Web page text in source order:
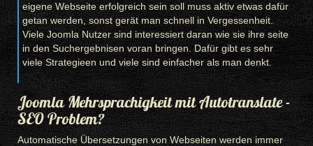
eigene Webseite erfolgreich sein soll muss aktiv etwas dafür
getan werden, sonst gerät man schnell in Vergessenheit.
Viele Joomla Nutzer sind interessiert daran wie sie ihre seite
in den Suchergebnisen voran bringen. Dafür gibt es sehr
viele Strategieen und viele sind einfacher als man denkt.
Joomla Mehrsprachigkeit mit Autotranslate -
SEO Problem?
Automatische Übersetzungen von Webseiten werden immer